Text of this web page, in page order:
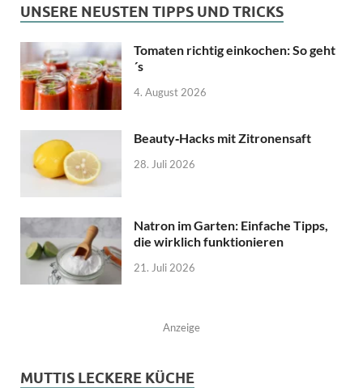
UNSERE NEUSTEN TIPPS UND TRICKS
Tomaten richtig einkochen: So geht
´s
4. August 2026
Beauty‑Hacks mit Zitronensaft
28. Juli 2026
Natron im Garten: Einfache Tipps,
die wirklich funktionieren
21. Juli 2026
Anzeige
MUTTIS LECKERE KÜCHE